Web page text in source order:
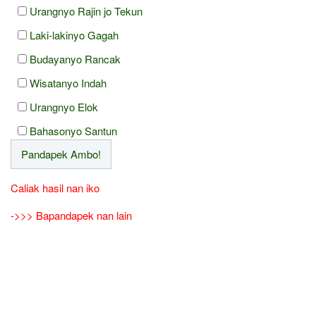
Urangnyo Rajin jo Tekun
Laki-lakinyo Gagah
Budayanyo Rancak
Wisatanyo Indah
Urangnyo Elok
Bahasonyo Santun
Caliak hasil nan iko
->>> Bapandapek nan lain